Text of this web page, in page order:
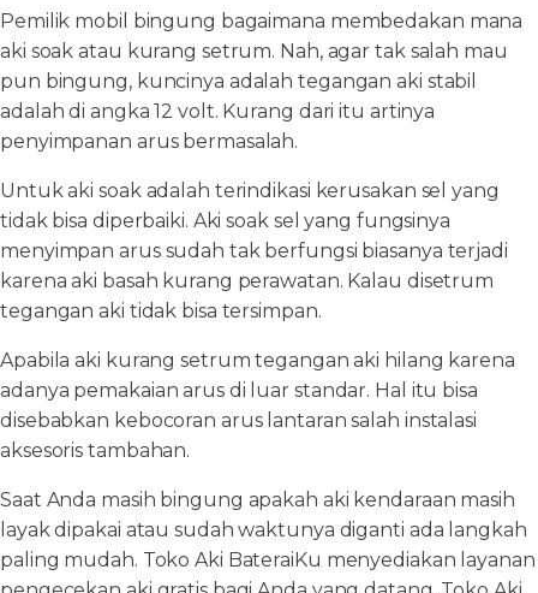
Pemilik mobil bingung bagaimana membedakan mana
aki soak atau kurang setrum. Nah, agar tak salah mau
pun bingung, kuncinya adalah tegangan aki stabil
adalah di angka 12 volt. Kurang dari itu artinya
penyimpanan arus bermasalah.
Untuk aki soak adalah terindikasi kerusakan sel yang
tidak bisa diperbaiki. Aki soak sel yang fungsinya
menyimpan arus sudah tak berfungsi biasanya terjadi
karena aki basah kurang perawatan. Kalau disetrum
tegangan aki tidak bisa tersimpan.
Apabila aki kurang setrum tegangan aki hilang karena
adanya pemakaian arus di luar standar. Hal itu bisa
disebabkan kebocoran arus lantaran salah instalasi
aksesoris tambahan.
Saat Anda masih bingung apakah aki kendaraan masih
layak dipakai atau sudah waktunya diganti ada langkah
paling mudah. Toko Aki BateraiKu menyediakan layanan